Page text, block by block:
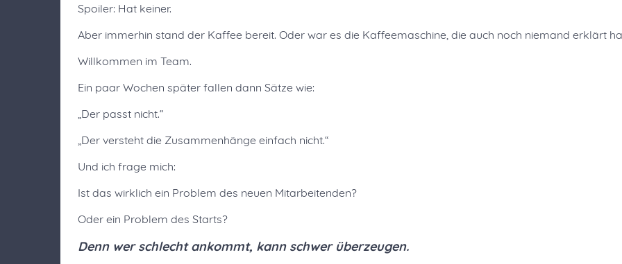
Spoiler: Hat keiner.
Aber immerhin stand der Kaffee bereit. Oder war es die Kaffeemaschine, die auch noch niemand erklärt
Willkommen im Team.
Ein paar Wochen später fallen dann Sätze wie:
„Der passt nicht.“
„Der versteht die Zusammenhänge einfach nicht.“
Und ich frage mich:
Ist das wirklich ein Problem des neuen Mitarbeitenden?
Oder ein Problem des Starts?
Denn wer schlecht ankommt, kann schwer überzeugen.